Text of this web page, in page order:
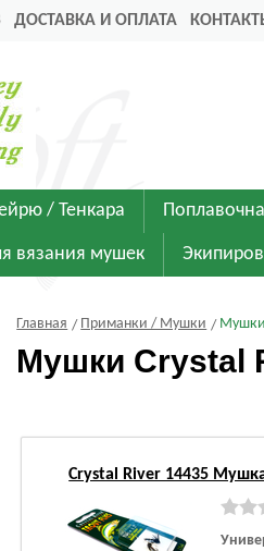
ДОСТАВКА И ОПЛАТА
/ Тенкара
вязания мушек
Главная Приманки / Мушки Мушки
Мушки Crystal
Crystal River 14435